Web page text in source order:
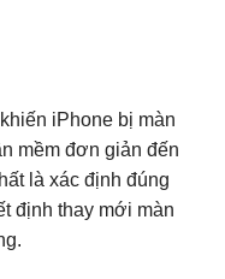
iPhone bị màn
mềm đơn giản đến
là xác định đúng
định thay mới màn